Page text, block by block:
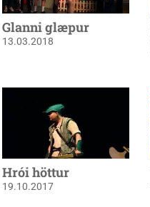
Glanni glæpur
13.03.2018
Hrói höttur
19.10.2017